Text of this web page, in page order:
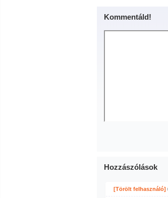
Kommentáld!
Hozzászólások
[Törölt felhasználó]